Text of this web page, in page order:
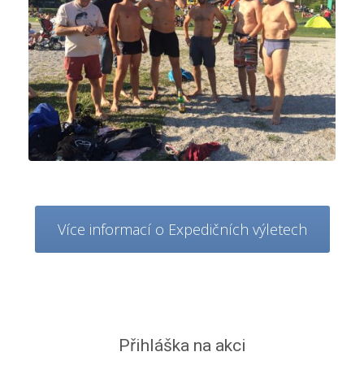
Více informací o Expedičních výletech
Přihláška na akci